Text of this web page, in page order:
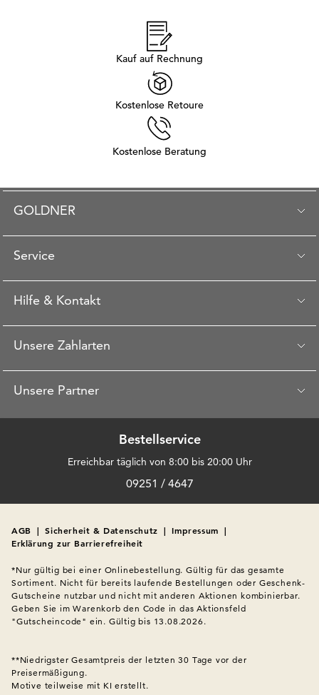
Kauf auf Rechnung
Kostenlose Retoure
Kostenlose Beratung
GOLDNER
Service
Hilfe & Kontakt
Unsere Zahlarten
Unsere Partner
Bestellservice
Erreichbar täglich von 8:00 bis 20:00 Uhr
09251 / 4647
AGB | Sicherheit & Datenschutz | Impressum |
Erklärung zur Barrierefreiheit
*Nur gültig bei einer Onlinebestellung. Gültig für das gesamte
Sortiment. Nicht für bereits laufende Bestellungen oder Geschenk-
Gutscheine nutzbar und nicht mit anderen Aktionen kombinierbar.
Geben Sie im Warenkorb den Code in das Aktionsfeld
"Gutscheincode" ein. Gültig bis 13.08.2026.
**Niedrigster Gesamtpreis der letzten 30 Tage vor der
Preisermäßigung.
Motive teilweise mit KI erstellt.